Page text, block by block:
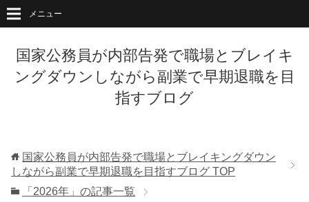
国家公務員が内部告発で職場とブレイキ
ングダウンしながら副業で早期退職を目
指すブログ
メニュー
国家公務員が内部告発で職場とブレイキングダウン
しながら副業で早期退職を目指すブログ TOP
「2026年」の記事一覧